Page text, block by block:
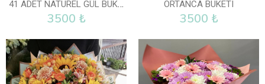
41 ADET NATUREL GÜL BUKETI
3500 ₺
ORTANCA BUKETI
3500 ₺